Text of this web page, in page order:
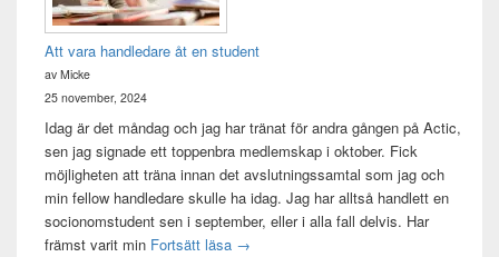
Att vara handledare åt en student
av Micke
25 november, 2024
Idag är det måndag och jag har tränat för andra gången på Actic,
sen jag signade ett toppenbra medlemskap i oktober. Fick
möjligheten att träna innan det avslutningssamtal som jag och
min fellow handledare skulle ha idag. Jag har alltså handlett en
socionomstudent sen i september, eller i alla fall delvis. Har
främst varit min Fortsätt läsa Att vara handledare åt en student
→